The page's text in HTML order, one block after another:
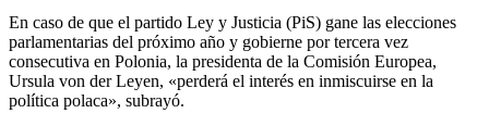
En caso de que el partido Ley y Justicia (PiS) gane las elecciones
parlamentarias del próximo año y gobierne por tercera vez
consecutiva en Polonia, la presidenta de la Comisión Europea,
Ursula von der Leyen, «perderá el interés en inmiscuirse en la
política polaca», subrayó.